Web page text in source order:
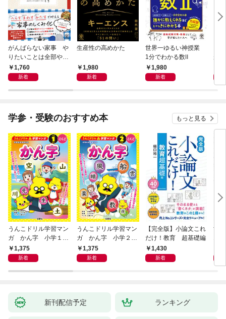
がんばらない家事 や
りたいことは全部や
る！ラクして整う「ご
きげん」ルール
1,760
新着
生産性の高めかた
1,980
新着
世界一ゆるい神授業
1分でわかる数Ⅱ
1,980
新着
が
学参・受験のおすすめ本 もっと見る
うんこドリル学習マン
ガ かん字 小学１年
生 こくご
1,375
新着
うんこドリル学習マン
ガ かん字 小学２年
生 こくご
1,375
新着
【完全版】小論文これ
だけ！教育 超基礎編
1,430
新着
世
新刊配信予定 ランキング